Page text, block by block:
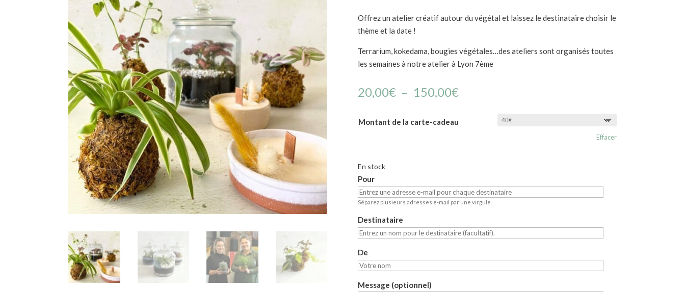
Offrez un atelier créatif autour du végétal et laissez le destinataire choisir le
thème et la date !
Terrarium, kokedama, bougies végétales…des ateliers sont organisés toutes
les semaines à notre atelier à Lyon 7ème
20,00€ – 150,00€Plage
prix :
20,00€
Montant de la carte-cadeau
Effacer
En stock
Pour
Séparez plusieurs adresses e-mail par une virgule.
Destinataire
De
Message (optionnel)